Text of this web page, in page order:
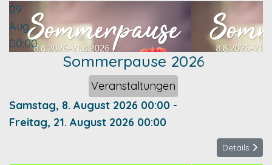
09
Aug.
00:00
Sommerpause 2026
Veranstaltungen
Samstag, 8. August 2026 00:00 -
Freitag, 21. August 2026 00:00
Details